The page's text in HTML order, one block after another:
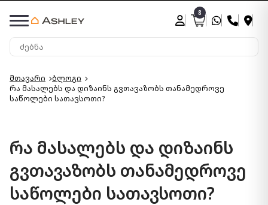
8
მთავარი
ბლოგი
რა მასალებს და დიზაინს გვთავაზობს თანამედროვე
საწოლები სათავსოთი?
რა მასალებს და დიზაინს
გვთავაზობს თანამედროვე
საწოლები სათავსოთი?